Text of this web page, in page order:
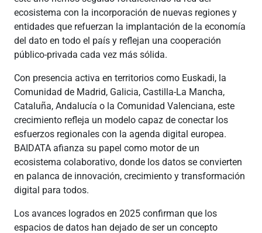
ecosistema con la incorporación de nuevas regiones y
entidades que refuerzan la implantación de la economía
del dato en todo el país y reflejan una cooperación
público-privada cada vez más sólida.
Con presencia activa en territorios como Euskadi, la
Comunidad de Madrid, Galicia, Castilla-La Mancha,
Cataluña, Andalucía o la Comunidad Valenciana, este
crecimiento refleja un modelo capaz de conectar los
esfuerzos regionales con la agenda digital europea.
BAIDATA afianza su papel como motor de un
ecosistema colaborativo, donde los datos se convierten
en palanca de innovación, crecimiento y transformación
digital para todos.
Los avances logrados en 2025 confirman que los
espacios de datos han dejado de ser un concepto